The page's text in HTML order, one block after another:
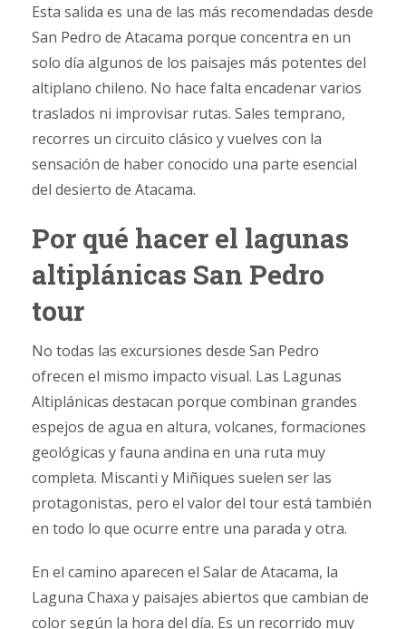
Esta salida es una de las más recomendadas desde
San Pedro de Atacama porque concentra en un
solo día algunos de los paisajes más potentes del
altiplano chileno. No hace falta encadenar varios
traslados ni improvisar rutas. Sales temprano,
recorres un circuito clásico y vuelves con la
sensación de haber conocido una parte esencial
del desierto de Atacama.
Por qué hacer el lagunas
altiplánicas San Pedro
tour
No todas las excursiones desde San Pedro
ofrecen el mismo impacto visual. Las Lagunas
Altiplánicas destacan porque combinan grandes
espejos de agua en altura, volcanes, formaciones
geológicas y fauna andina en una ruta muy
completa. Miscanti y Miñiques suelen ser las
protagonistas, pero el valor del tour está también
en todo lo que ocurre entre una parada y otra.
En el camino aparecen el Salar de Atacama, la
Laguna Chaxa y paisajes abiertos que cambian de
color según la hora del día. Es un recorrido muy